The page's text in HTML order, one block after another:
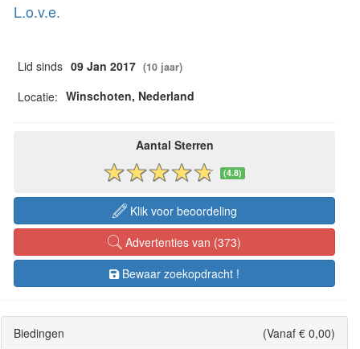
L.o.v.e.
Lid sinds 09 Jan 2017 (10 jaar)
Locatie: Winschoten, Nederland
Aantal Sterren
(4.8)
Klik voor beoordeling
Advertenties van (373)
Bewaar zoekopdracht !
Biedingen (Vanaf € 0,00)